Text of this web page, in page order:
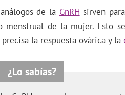
de la GnRH sirven
menstrual de la mujer. Esto
precisa la respuesta ovárica y la